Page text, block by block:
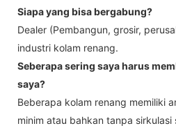
Siapa yang bisa bergabung?
Dealer (Pembangun, grosir,
industri kolam renang.
Seberapa sering saya harus
saya?
Beberapa kolam renang memiliki
minim atau bahkan tanpa sirkulasi